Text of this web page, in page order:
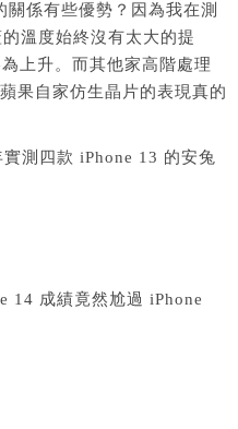
係有些優勢？因為我在測
溫度始終沒有太大的提
上升。而其他家高階處理
果自家仿生晶片的表現真的
測四款 iPhone 13 的安兔
14 成績竟然尬過 iPhone